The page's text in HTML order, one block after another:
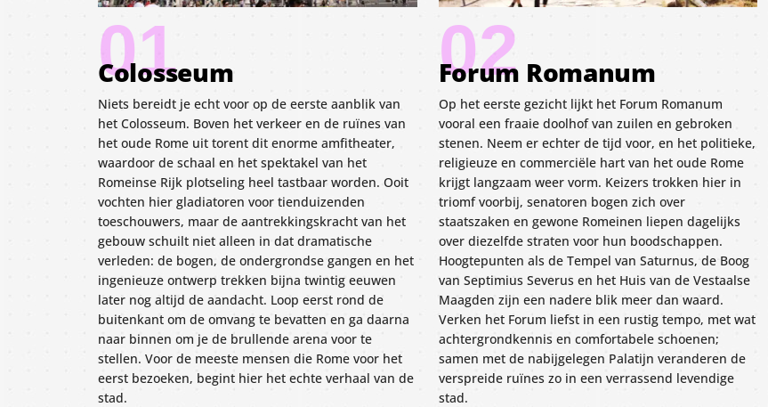
01
Colosseum
Niets bereidt je echt voor op de eerste aanblik van
het Colosseum. Boven het verkeer en de ruïnes van
het oude Rome uit torent dit enorme amfitheater,
waardoor de schaal en het spektakel van het
Romeinse Rijk plotseling heel tastbaar worden. Ooit
vochten hier gladiatoren voor tienduizenden
toeschouwers, maar de aantrekkingskracht van het
gebouw schuilt niet alleen in dat dramatische
verleden: de bogen, de ondergrondse gangen en het
ingenieuze ontwerp trekken bijna twintig eeuwen
later nog altijd de aandacht. Loop eerst rond de
buitenkant om de omvang te bevatten en ga daarna
naar binnen om je de brullende arena voor te
stellen. Voor de meeste mensen die Rome voor het
eerst bezoeken, begint hier het echte verhaal van de
stad.
02
Forum Romanum
Op het eerste gezicht lijkt het Forum Romanum
vooral een fraaie doolhof van zuilen en gebroken
stenen. Neem er echter de tijd voor, en het politieke,
religieuze en commerciële hart van het oude Rome
krijgt langzaam weer vorm. Keizers trokken hier in
triomf voorbij, senatoren bogen zich over
staatszaken en gewone Romeinen liepen dagelijks
over diezelfde straten voor hun boodschappen.
Hoogtepunten als de Tempel van Saturnus, de Boog
van Septimius Severus en het Huis van de Vestaalse
Maagden zijn een nadere blik meer dan waard.
Verken het Forum liefst in een rustig tempo, met wat
achtergrondkennis en comfortabele schoenen;
samen met de nabijgelegen Palatijn veranderen de
verspreide ruïnes zo in een verrassend levendige
stad.